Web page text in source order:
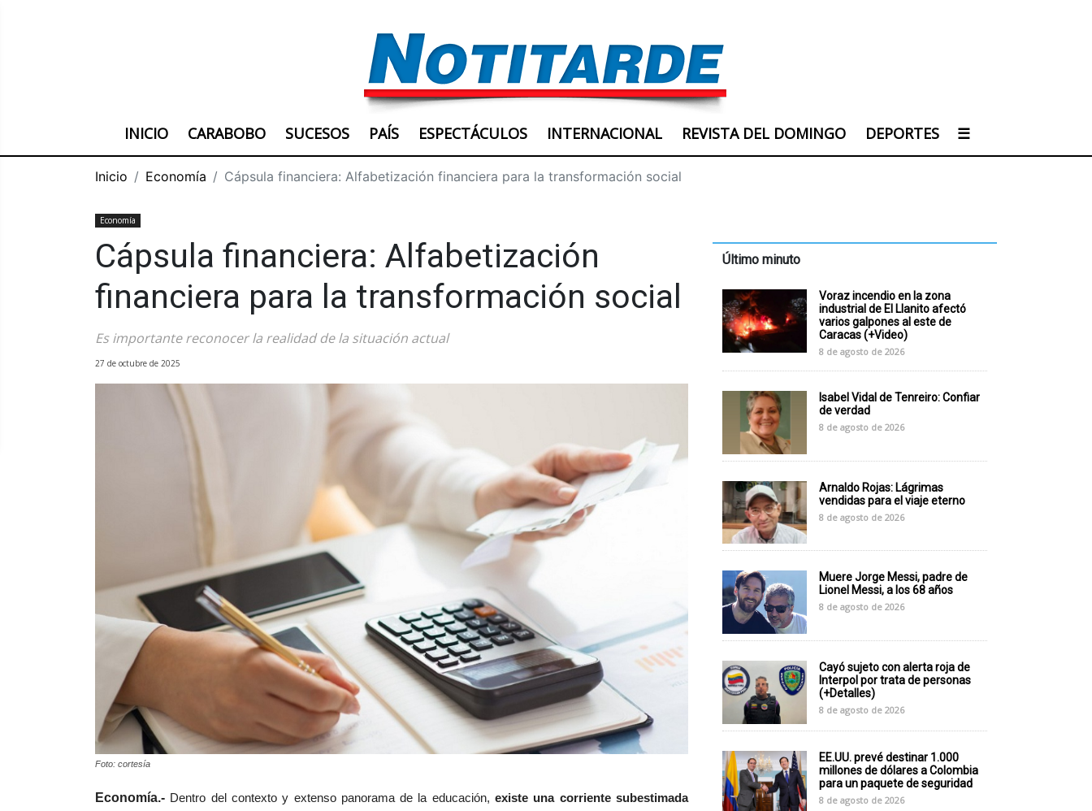
INICIO CARABOBO SUCESOS PAÍS ESPECTÁCULOS INTERNACIONAL REVISTA DEL DOMINGO DEPORTES ☰
Inicio Economía Cápsula financiera: Alfabetización financiera para la transformación social
Economía
Cápsula financiera: Alfabetización
financiera para la transformación social
Es importante reconocer la realidad de la situación actual
27 de octubre de 2025
Foto: cortesía
Economía.- Dentro del contexto y extenso panorama de la educación, existe una corriente subestimada
Último minuto
Voraz incendio en la zona
industrial de El Llanito afectó
varios galpones al este de
Caracas (+Video)
8 de agosto de 2026
Isabel Vidal de Tenreiro: Confiar
de verdad
8 de agosto de 2026
Arnaldo Rojas: Lágrimas
vendidas para el viaje eterno
8 de agosto de 2026
Muere Jorge Messi, padre de
Lionel Messi, a los 68 años
8 de agosto de 2026
Cayó sujeto con alerta roja de
Interpol por trata de personas
(+Detalles)
8 de agosto de 2026
EE.UU. prevé destinar 1.000
millones de dólares a Colombia
para un paquete de seguridad
8 de agosto de 2026